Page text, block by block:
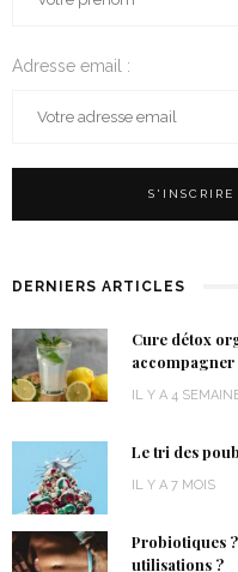
Adresse email :
DERNIERS ARTICLES
Cure détox
accompagner
IL Y A 4
Le tri des
IL Y A 7 MOIS
Probiotiques
utilisations ?